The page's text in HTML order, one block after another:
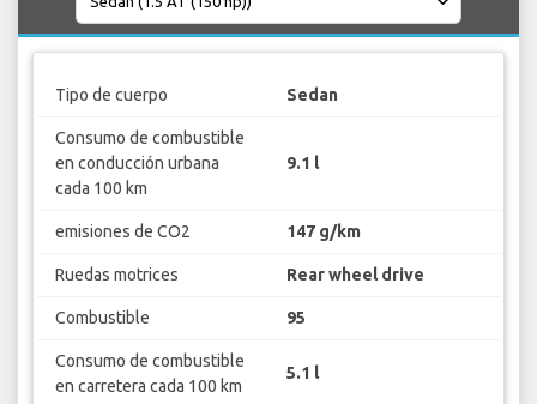
Tipo de cuerpo Sedan
Consumo de combustible
en conducción urbana
cada 100 km
9.1 l
emisiones de CO2 147 g/km
Ruedas motrices Rear wheel drive
Combustible 95
Consumo de combustible
en carretera cada 100 km
5.1 l